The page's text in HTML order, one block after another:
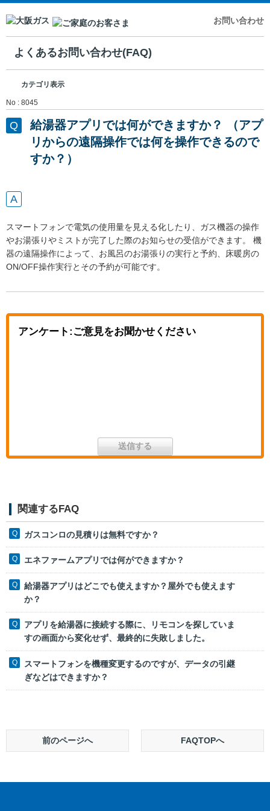
お問い合わせ
よくあるお問い合わせ(FAQ)
カテゴリ表示
No : 8045
給湯器アプリでは何ができますか？ （アプ
リからの遠隔操作では何を操作できるので
すか？）
スマートフォンで電気の使用量を見える化したり、ガス機器の操作
やお湯張りやミストが完了した際のお知らせの受信ができます。 機
器の遠隔操作によって、お風呂のお湯張りの実行と予約、床暖房の
ON/OFF操作実行とその予約が可能です。
アンケート:ご意見をお聞かせください
関連するFAQ
ガスコンロの見積りは無料ですか？
エネファームアプリでは何ができますか？
給湯器アプリはどこでも使えますか？屋外でも使えます
か？
アプリを給湯器に接続する際に、リモコンを探していま
すの画面から変化せず、最終的に失敗しました。
スマートフォンを機種変更するのですが、データの引継
ぎなどはできますか？
前のページへ FAQTOPへ